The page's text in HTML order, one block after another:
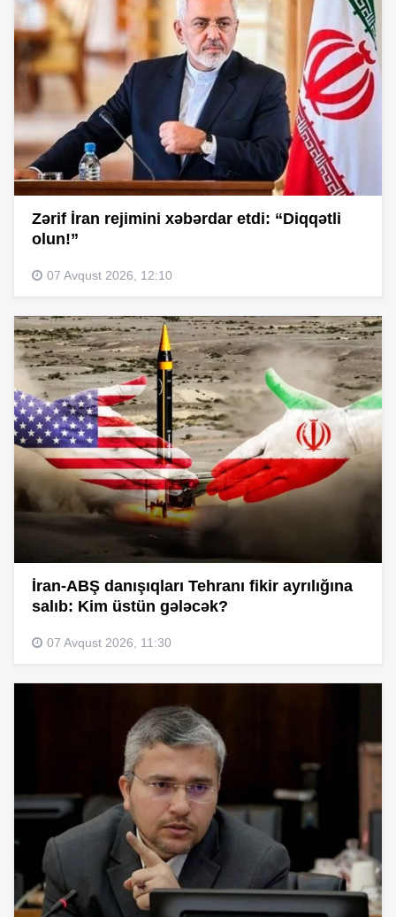
Zərif İran rejimini xəbərdar etdi: “Diqqətli
olun!”
07 Avqust 2026, 12:10
İran-ABŞ danışıqları Tehranı fikir ayrılığına
salıb: Kim üstün gələcək?
07 Avqust 2026, 11:30